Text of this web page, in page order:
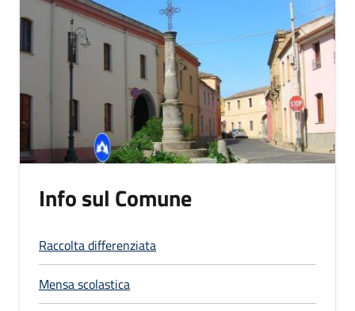
Info sul Comune
Raccolta differenziata
Mensa scolastica